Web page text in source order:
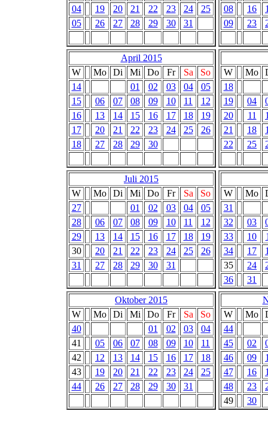
04
19 20 21 22 23 24
25
05
26 27 28 29 30 31
08
16
09
23
April 2015
W
Mo Di Mi Do Fr Sa
So
14
01 02 03 04
05
15
06 07 08 09 10 11
12
16
13 14 15 16 17 18
19
17
20 21 22 23 24 25
26
18
27 28 29 30
W Mo
18
19
04
20
11
21
18
22
25
Juli 2015
W
Mo Di Mi Do Fr Sa
So
27
01 02 03 04
05
28
06 07 08 09 10 11
12
29
13 14 15 16 17 18
19
30
20 21 22 23 24 25
26
31
27 28 29 30 31
W Mo
31
32
03
33
10
34
17
35
24
36
31
Oktober 2015
W
Mo Di Mi Do Fr Sa
So
40
01 02 03
04
41
05 06 07 08 09 10
11
42
12 13 14 15 16 17
18
43
19 20 21 22 23 24
25
44
26 27 28 29 30 31
W
Mo
44
45
02
46
09
47
16
48
23
49
30